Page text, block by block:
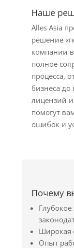
Наше
Alles Asia
решение
компании
полное
процесса,
бизнеса
лицензий
помогут
ошибок и
Почему
Глубокое
Широкая
Опыт